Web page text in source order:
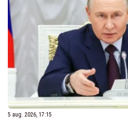
5 aug. 2026, 17:15